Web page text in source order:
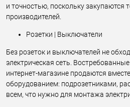
и точностью, поскольку закупаются
производителей.
Розетки | Выключатели
Без розеток и выключателей не
электрическая сеть.
интернет-магазине продаются
оборудованием: подрозетниками,
всем, что нужно для монтажа